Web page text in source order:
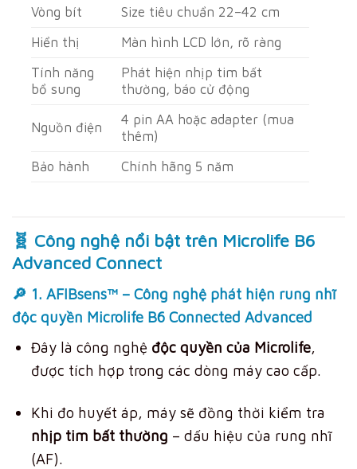
Vòng bít
Size tiêu chuẩn 22–42 cm
Hiển thị
Màn hình LCD lớn, rõ ràng
Tính năng
bổ sung
Phát hiện nhịp tim bất
thường, báo cử động
Nguồn điện
4 pin AA hoặc adapter (mua
thêm)
Bảo hành
Chính hãng 5 năm
🧬 Công nghệ nổi bật trên Microlife B6
Advanced Connect
🔎 1. AFIBsens™ – Công nghệ phát hiện rung nhĩ
độc quyền Microlife B6 Connected Advanced
Đây là công nghệ độc quyền của Microlife,
được tích hợp trong các dòng máy cao cấp.
Khi đo huyết áp, máy sẽ đồng thời kiểm tra
nhịp tim bất thường – dấu hiệu của rung nhĩ
(AF).